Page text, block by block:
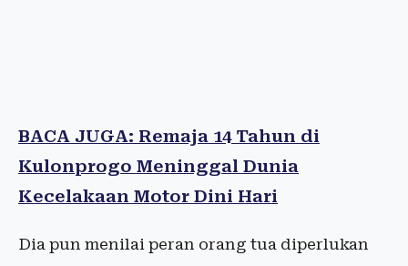
BACA JUGA: Remaja 14 Tahun di
Kulonprogo Meninggal Dunia
Kecelakaan Motor Dini Hari
Dia pun menilai peran orang tua diperlukan